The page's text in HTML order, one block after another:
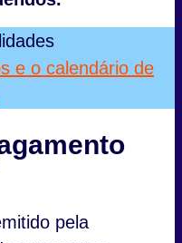
e o calendário de
pela